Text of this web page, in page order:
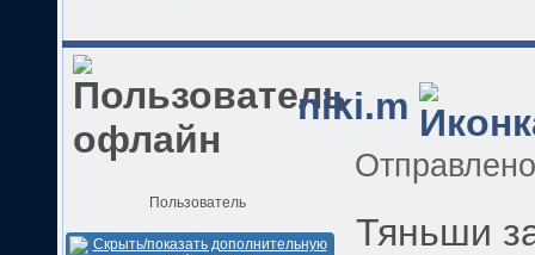
niki.m
Пользователь
Тяньши